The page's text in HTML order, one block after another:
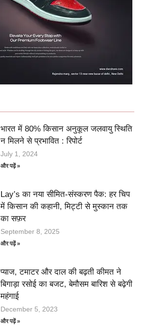
भारत में 80% किसान अनुकूल जलवायु स्थिति
न मिलने से प्रभावित : रिपोर्ट
July 1, 2024
और पढ़ें »
Lay’s का नया सीमित-संस्करण पैक: हर चिप
में किसान की कहानी, मिट्टी से मुस्कान तक
का सफ़र
September 8, 2025
और पढ़ें »
प्याज, टमाटर और दाल की बढ़ती कीमत ने
बिगाड़ा रसोई का बजट, बेमौसम बारिश से बढ़ेगी
महंगाई
December 5, 2023
और पढ़ें »